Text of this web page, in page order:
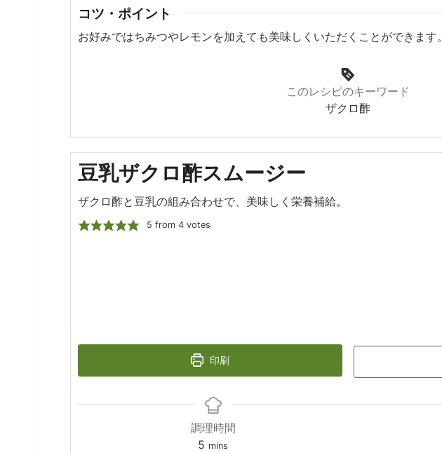
コツ・ポイント
お好みではちみつやレモンを加えても美味しくいただくことができます。
このレシピのキーワード
ザクロ酢
豆乳ザクロ酢スムージー
ザクロ酢と豆乳の組み合わせで、美味しく栄養補給。
5 from 4votes
印刷
調理時間
5 minutes
mins